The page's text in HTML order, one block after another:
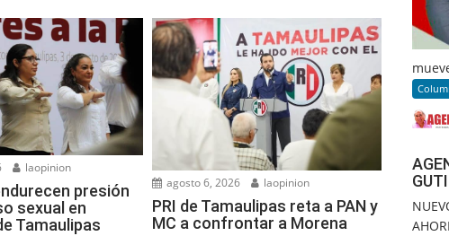
laopinion
presión
sexual en
Tamaulipas
agosto 6, 2026 laopinion
PRI de Tamaulipas reta a PAN y
MC a confrontar a Morena